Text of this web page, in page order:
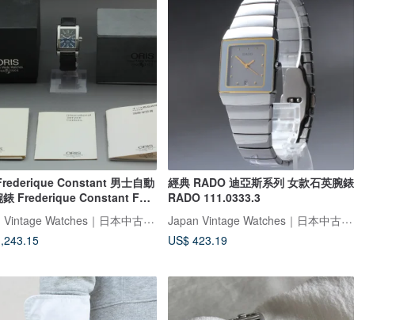
Constant 男士自動
錶 Frederique Constant FC-
Japan Vintage Watches｜日本中古名錶專賣店
經典 RADO 迪亞斯系列 女款石英腕錶
RADO 111.0333.3
Japan Vintage Watches｜日本中古名錶專賣店
US$ 423.19